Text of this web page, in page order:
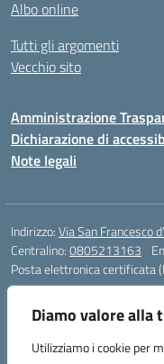
Diamo valore alla
Utilizziamo i cookie per
Albo online
Tutti gli argomenti
Vecchio sito
Amministrazione
Dichiarazione di
Note legali
Indirizzo:Via San Francesco
Centralino:0805213163
Posta elettronica certificata
Codice meccanografico:
Codice Indice delle
Codice unico di fatturazione